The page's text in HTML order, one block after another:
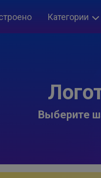
Категории
Выберите